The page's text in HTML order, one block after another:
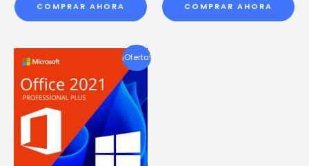
COMPRAR AHORA COMPRAR AHORA
¡Oferta!
era:
CLP
$189,900.
El
precio
actual
es:
CLP
$14,990.